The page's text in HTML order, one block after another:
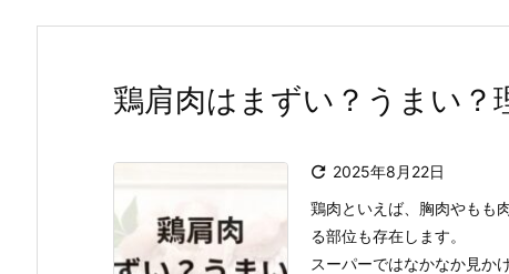
鶏肩肉はまずい？うまい？
 2025年8月22日
鶏肉といえば、胸肉やもも
る部位も存在します。
スーパーではなかなか見か